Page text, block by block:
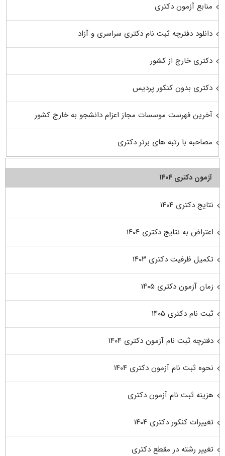
منابع آزمون دکتری
دانلود دفترچه ثبت نام دکتری سراسری و آزاد
دکتری خارج از کشور
دکتری بدون کنکور پردیس
آخرین فهرست موسسات مجاز اعزام دانشجو به خارج کشور
مصاحبه با رتبه های برتر دکتری
آزمون دکتری ۱۴۰۴
نتایج دکتری ۱۴۰۴
اعتراض به نتایج دکتری ۱۴۰۴
تکمیل ظرفیت دکتری ۱۴۰۳
زمان آزمون دکتری ۱۴۰۵
ثبت نام دکتری ۱۴۰۵
دفترچه ثبت نام آزمون دکتری ۱۴۰۴
نحوه ثبت نام آزمون دکتری ۱۴۰۴
هزینه ثبت نام آزمون دکتری
تغییرات کنکور دکتری ۱۴۰۴
تغییر رشته در مقطع دکتری